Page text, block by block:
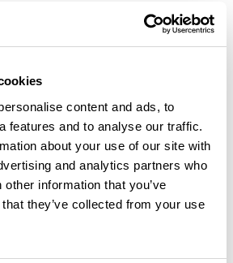
content and ads, to
features and to analyse our traffic.
about your use of our site with
and analytics partners who
information that you’ve
they’ve collected from your use
Ajouter un avis
de randonnée de 8,9 km à proximité de